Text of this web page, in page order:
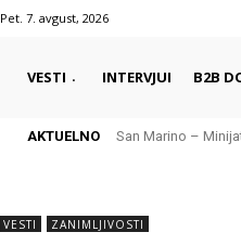
Pet. 7. avgust, 2026
VESTI INTERVJUI B2B
AKTUELNO Local lore
San Marino –
VESTI ZANIMLJIVOSTI